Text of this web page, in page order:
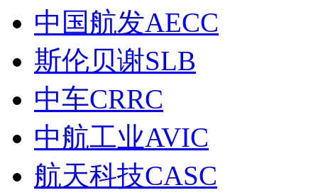
中国航发AECC
斯伦贝谢SLB
中车CRRC
中航工业AVIC
航天科技CASC